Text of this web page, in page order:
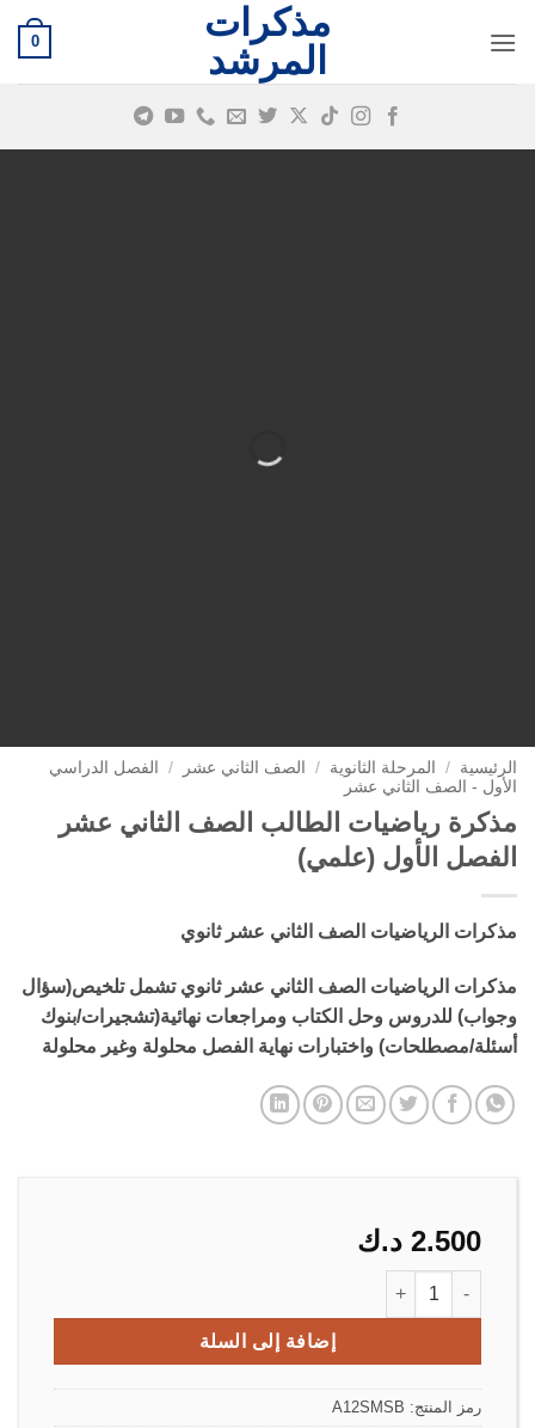
للمحتوى
مذكرات
المرشد
0
الرئيسية / المرحلة الثانوية / الصف الثاني عشر /
الفصل الدراسي
الأول - الصف الثاني عشر
مذكرة رياضيات الطالب الصف الثاني عشر
الفصل الأول (علمي)
مذكرات الرياضيات الصف الثاني عشر ثانوي
مذكرات الرياضيات الصف الثاني عشر ثانوي تشمل تلخيص(سؤال
وجواب) للدروس وحل الكتاب ومراجعات نهائية(تشجيرات/بنوك
أسئلة/مصطلحات) واختبارات نهاية الفصل محلولة وغير محلولة
2.500 د.ك
إضافة إلى السلة
رمز المنتج: A12SMSB